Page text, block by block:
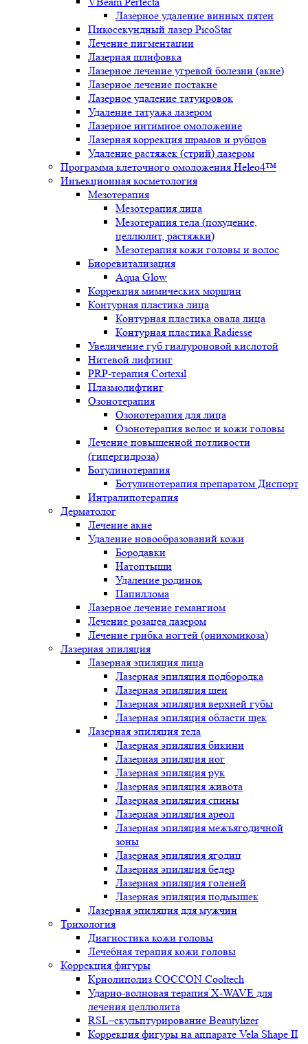
Лазерное удаление винных пятен
Пикосекундный лазер PicoStar
Лечение пигментации
Лазерная шлифовка
Лазерное лечение угревой болезни (акне)
Лазерное лечение постакне
Лазерное удаление татуировок
Удаление татуажа лазером
Лазерное интимное омоложение
Лазерная коррекция шрамов и рубцов
Удаление растяжек (стрий) лазером
Программа клеточного омоложения Heleo4™
Инъекционная косметология
Мезотерапия
Мезотерапия лица
Мезотерапия тела (похудение,
целлюлит, растяжки)
Мезотерапия кожи головы и волос
Биоревитализация
Aqua Glow
Коррекция мимических морщин
Контурная пластика лица
Контурная пластика овала лица
Контурная пластика Radiesse
Увеличение губ гиалуроновой кислотой
Нитевой лифтинг
PRP-терапия Cortexil
Плазмолифтинг
Озонотерапия
Озонотерапия для лица
Озонотерапия волос и кожи головы
Лечение повышенной потливости
(гипергидроза)
Ботулинотерапия
Ботулинотерапия препаратом Диспорт
Интралипотерапия
Дерматолог
Лечение акне
Удаление новообразований кожи
Бородавки
Натоптыши
Удаление родинок
Папиллома
Лазерное лечение гемангиом
Лечение розацеа лазером
Лечение грибка ногтей (онихомикоза)
Лазерная эпиляция
Лазерная эпиляция лица
Лазерная эпиляция подбородка
Лазерная эпиляция шеи
Лазерная эпиляция верхней губы
Лазерная эпиляция области щек
Лазерная эпиляция тела
Лазерная эпиляция бикини
Лазерная эпиляция ног
Лазерная эпиляция рук
Лазерная эпиляция живота
Лазерная эпиляция спины
Лазерная эпиляция ареол
Лазерная эпиляция межъягодичной
зоны
Лазерная эпиляция ягодиц
Лазерная эпиляция бедер
Лазерная эпиляция голеней
Лазерная эпиляция подмышек
Лазерная эпиляция для мужчин
Трихология
Диагностика кожи головы
Лечебная терапия кожи головы
Коррекция фигуры
Криолиполиз COCCON Cooltech
Ударно-волновая терапия X-WAVE для
лечения целлюлита
RSL–скульптурирование Beautylizer
Коррекция фигуры на аппарате Vela Shape II